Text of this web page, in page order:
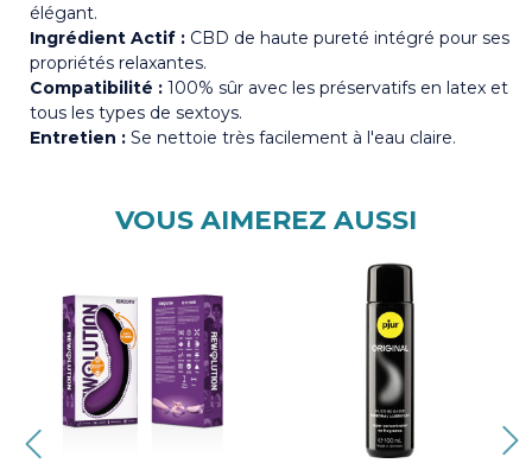
élégant.
Ingrédient Actif : CBD de haute pureté intégré pour ses
propriétés relaxantes.
Compatibilité : 100% sûr avec les préservatifs en latex et
tous les types de sextoys.
Entretien : Se nettoie très facilement à l'eau claire.
VOUS AIMEREZ AUSSI